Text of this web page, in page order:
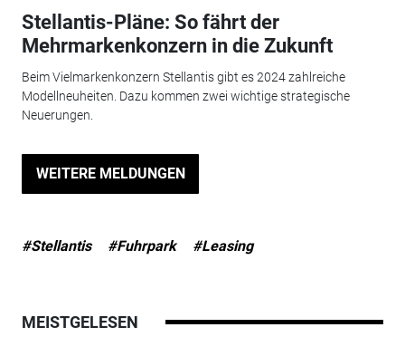
Stellantis-Pläne: So fährt der
Mehrmarkenkonzern in die Zukunft
Beim Vielmarkenkonzern Stellantis gibt es 2024 zahlreiche
Modellneuheiten. Dazu kommen zwei wichtige strategische
Neuerungen.
WEITERE MELDUNGEN
#Stellantis #Fuhrpark #Leasing
MEISTGELESEN